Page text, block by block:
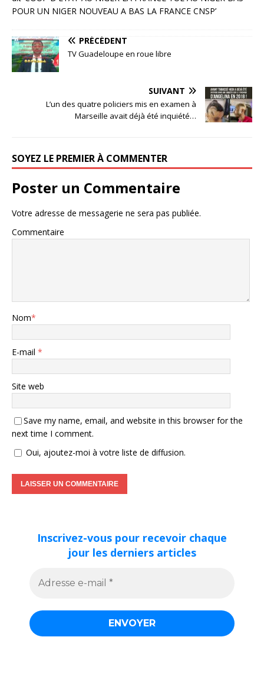
PRÉCÉDENT
TV Guadeloupe en roue libre
SUIVANT
L’un des quatre policiers mis en examen à
Marseille avait déjà été inquiété…
SOYEZ LE PREMIER À COMMENTER
Poster un Commentaire
Votre adresse de messagerie ne sera pas publiée.
Commentaire
Nom*
E-mail *
Site web
Save my name, email, and website in this browser for the
next time I comment.
Oui, ajoutez-moi à votre liste de diffusion.
Inscrivez-vous pour recevoir chaque
jour les derniers articles